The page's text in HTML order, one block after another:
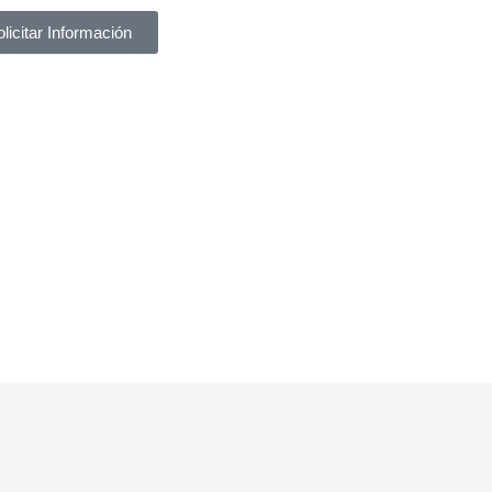
Información